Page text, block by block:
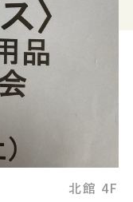
北館 4F